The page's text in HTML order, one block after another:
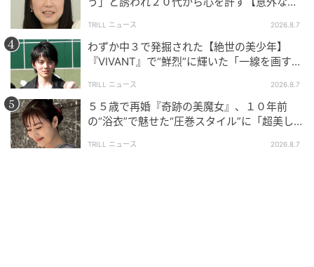
TRILL ニュース 2026.8.7
わずか中３で発掘された【絶世の美少年】
『VIVANT』で“鮮烈”に輝いた「一線を画す」
TRILL ニュース 2026.8.7
５５歳で再婚『奇跡の美魔女』、１０年前
の“浴衣”で魅せた“圧巻スタイル”に「超美し
TRILL ニュース 2026.8.7